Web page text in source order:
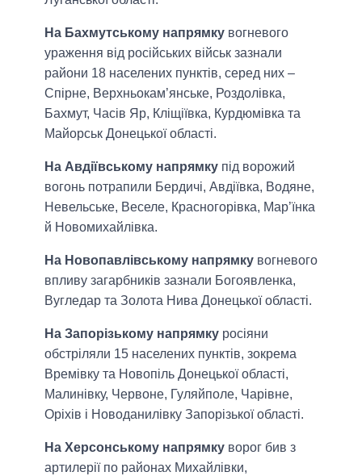
На Бахмутському напрямку вогневого
ураження від російських військ зазнали
райони 18 населених пунктів, серед них –
Спірне, Верхньокам’янське, Роздолівка,
Бахмут, Часів Яр, Кліщіївка, Курдюмівка та
Майорськ Донецької області.
На Авдіївському напрямку під ворожий
вогонь потрапили Бердичі, Авдіївка, Водяне,
Невельське, Веселе, Красногорівка, Мар’їнка
й Новомихайлівка.
На Новопавлівському напрямку вогневого
впливу загарбників зазнали Богоявленка,
Вугледар та Золота Нива Донецької області.
На Запорізькому напрямку росіяни
обстріляли 15 населених пунктів, зокрема
Времівку та Новопіль Донецької області,
Малинівку, Червоне, Гуляйполе, Чарівне,
Оріхів і Новоданилівку Запорізької області.
На Херсонському напрямку ворог бив з
артилерії по районах Михайлівки,